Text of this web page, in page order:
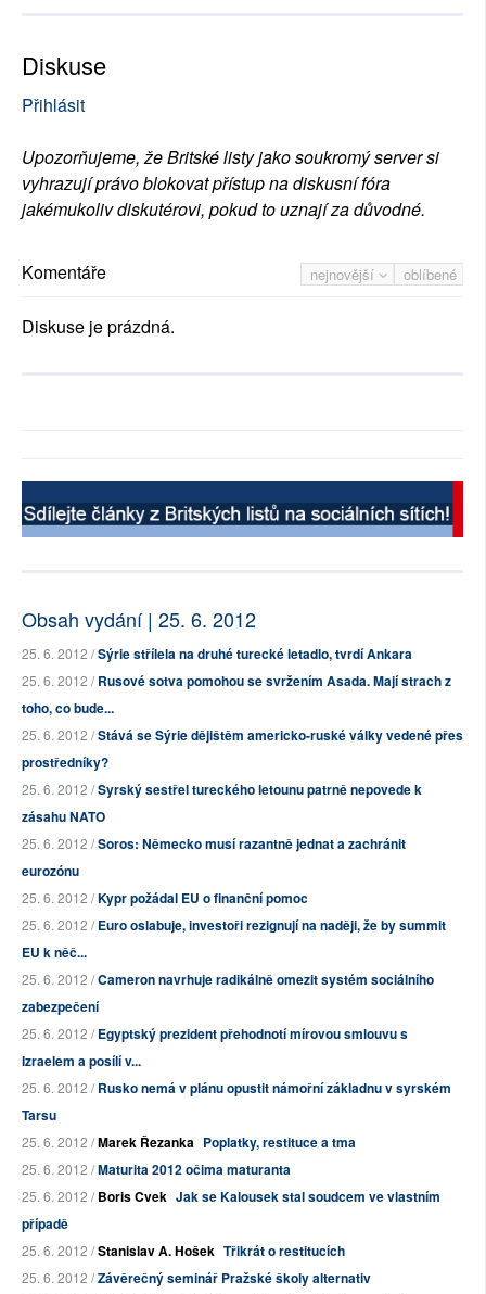
Diskuse
Přihlásit
Upozorňujeme, že Britské listy jako soukromý server si
vyhrazují právo blokovat přístup na diskusní fóra
jakémukoliv diskutérovi, pokud to uznají za důvodné.
nejnovější oblíbené
Komentáře
Diskuse je prázdná.
Obsah vydání | 25. 6. 2012
25. 6. 2012 /Sýrie střílela na druhé turecké letadlo, tvrdí Ankara
25. 6. 2012 /Rusové sotva pomohou se svržením Asada. Mají strach z
toho, co bude...
25. 6. 2012 /Stává se Sýrie dějištěm americko-ruské války vedené přes
prostředníky?
25. 6. 2012 /Syrský sestřel tureckého letounu patrně nepovede k
zásahu NATO
25. 6. 2012 /Soros: Německo musí razantně jednat a zachránit
eurozónu
25. 6. 2012 /Kypr požádal EU o finanční pomoc
25. 6. 2012 /Euro oslabuje, investoři rezignují na naději, že by summit
EU k něč...
25. 6. 2012 /Cameron navrhuje radikálně omezit systém sociálního
zabezpečení
25. 6. 2012 /Egyptský prezident přehodnotí mírovou smlouvu s
Izraelem a posílí v...
25. 6. 2012 /Rusko nemá v plánu opustit námořní základnu v syrském
Tarsu
25. 6. 2012 /Marek Řezanka Poplatky, restituce a tma
25. 6. 2012 /Maturita 2012 očima maturanta
25. 6. 2012 /Boris Cvek Jak se Kalousek stal soudcem ve vlastním
případě
25. 6. 2012 /Stanislav A. Hošek Třikrát o restitucích
25. 6. 2012 /Závěrečný seminář Pražské školy alternativ